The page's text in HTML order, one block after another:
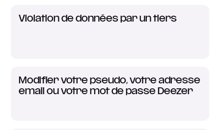
Violation de données par un tiers
Modifier votre pseudo, votre adresse
email ou votre mot de passe Deezer